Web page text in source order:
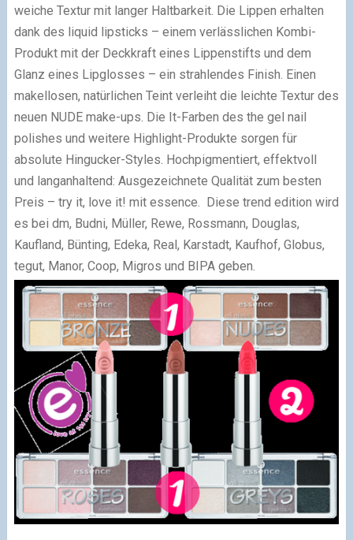
weiche Textur mit langer Haltbarkeit. Die Lippen erhalten
dank des liquid lipsticks – einem verlässlichen Kombi-
Produkt mit der Deckkraft eines Lippenstifts und dem
Glanz eines Lipglosses – ein strahlendes Finish. Einen
makellosen, natürlichen Teint verleiht die leichte Textur des
neuen NUDE make-ups. Die It-Farben des the gel nail
polishes und weitere Highlight-Produkte sorgen für
absolute Hingucker-Styles. Hochpigmentiert, effektvoll
und langanhaltend: Ausgezeichnete Qualität zum besten
Preis – try it, love it! mit essence. Diese trend edition wird
es bei dm, Budni, Müller, Rewe, Rossmann, Douglas,
Kaufland, Bünting, Edeka, Real, Karstadt, Kaufhof, Globus,
tegut, Manor, Coop, Migros und BIPA geben.